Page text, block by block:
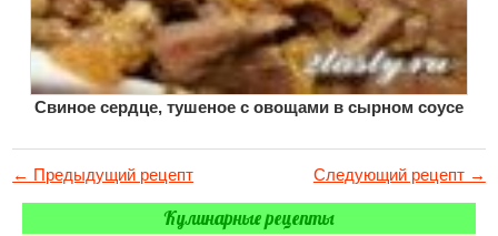
Свиное сердце, тушеное с овощами в сырном соусе
← Предыдущий рецепт Следующий рецепт →
Кулинарные рецепты